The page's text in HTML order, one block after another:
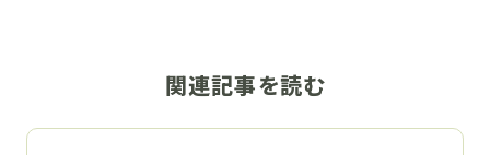
関連記事を読む